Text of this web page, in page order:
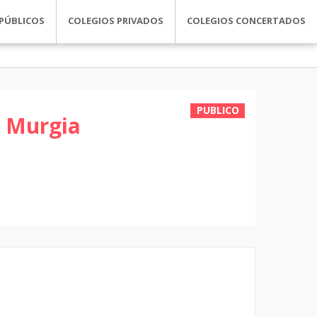
COLEGIOS PRIVADOS COLEGIOS CONCERTADOS
PUBLICO
Murgia